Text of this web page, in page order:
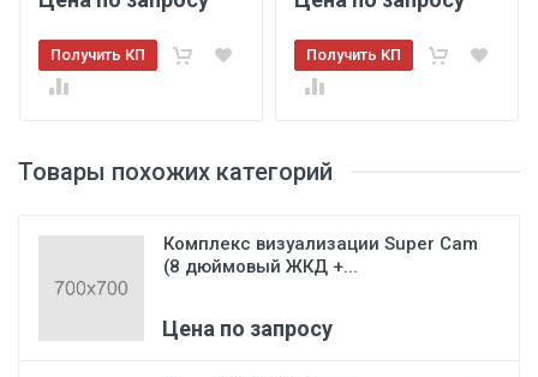
Товары похожих категорий
Комплекс визуализации Super Cam
(8 дюймовый ЖКД +...
Цена по запросу
Получить КП Получить КП